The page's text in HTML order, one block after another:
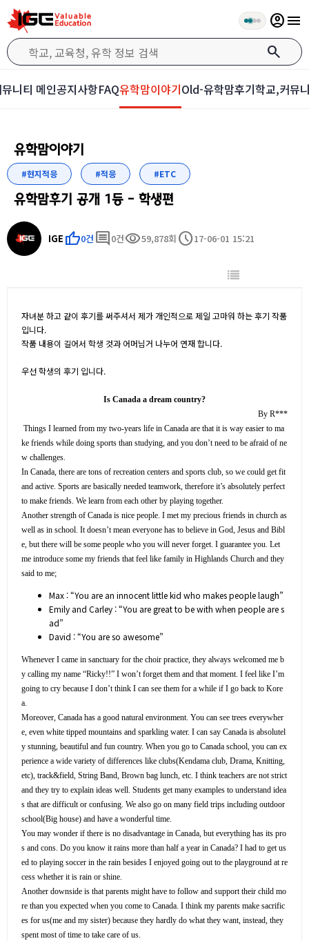
search
account_circlemenu
니티 메인공지사항FAQ유학맘이야기Old-유학맘후기학교,커뮤
유학맘이야기
#현지적응 #적응 #ETC
유학맘후기 공개 1등 - 학생편
IGE thumb_up0건 comment 0건visibility59,878회 schedule17-06-01 15:21
자녀분 하고 같이 후기를 써주셔서 제가 개인적으로 제일 고마워 하는 후기 작품
입니다.
작품 내용이 길어서 학생 것과 어머님거 나누어 연재 합니다.
우선 학생의 후기 입니다.
Is Canada a dream country?
By R***
Things I learned from my two-years life in Canada are that it is way easier to ma
ke friends while doing sports than studying, and you don’t need to be afraid of ne
w challenges.
In Canada, there are tons of recreation centers and sports club, so we could get fit
and active. Sports are basically needed teamwork, therefore it’s absolutely perfect
to make friends. We learn from each other by playing together.
Another strength of Canada is nice people. I met my precious friends in church as
well as in school. It doesn’t mean everyone has to believe in God, Jesus and Bibl
e, but there will be some people who you will never forget. I guarantee you. Let
me introduce some my friends that feel like family in Highlands Church and they
said to me;
Max : “You are an innocent little kid who makes people laugh”
Emily and Carley : “You are great to be with when people are s
ad”
David : “You are so awesome”
Whenever I came in sanctuary for the choir practice, they always welcomed me b
y calling my name “Ricky!!” I won’t forget them and that moment. I feel like I’m
going to cry because I don’t think I can see them for a while if I go back to Kore
a.
Moreover, Canada has a good natural environment. You can see trees everywher
e, even white tipped mountains and sparkling water. I can say Canada is absolutel
y stunning, beautiful and fun country. When you go to Canada school, you can ex
perience a wide variety of differences like clubs(Kendama club, Drama, Knitting,
etc), track&field, String Band, Brown bag lunch, etc. I think teachers are not strict
and they try to explain ideas well. Students get many examples to understand idea
s that are difficult or confusing. We also go on many field trips including outdoor
school(Big house) and have a wonderful time.
You may wonder if there is no disadvantage in Canada, but everything has its pro
s and cons. Do you know it rains more than half a year in Canada? I had to get us
ed to playing soccer in the rain besides I enjoyed going out to the playground at re
cess whether it is rain or shine.
Another downside is that parents might have to follow and support their child mo
re than you expected when you come to Canada. I think my parents make sacrific
es for us(me and my sister) because they hardly do what they want, instead, they
spent most of time to take care of us.